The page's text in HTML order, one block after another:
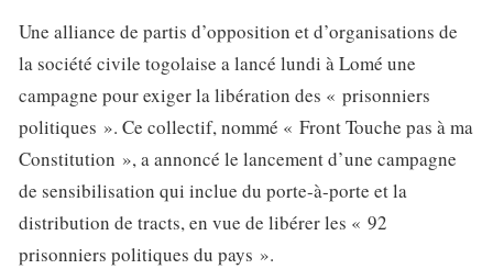
Une alliance de partis d’opposition et d’organisations de
la société civile togolaise a lancé lundi à Lomé une
campagne pour exiger la libération des « prisonniers
politiques ». Ce collectif, nommé « Front Touche pas à ma
Constitution », a annoncé le lancement d’une campagne
de sensibilisation qui inclue du porte-à-porte et la
distribution de tracts, en vue de libérer les « 92
prisonniers politiques du pays ».